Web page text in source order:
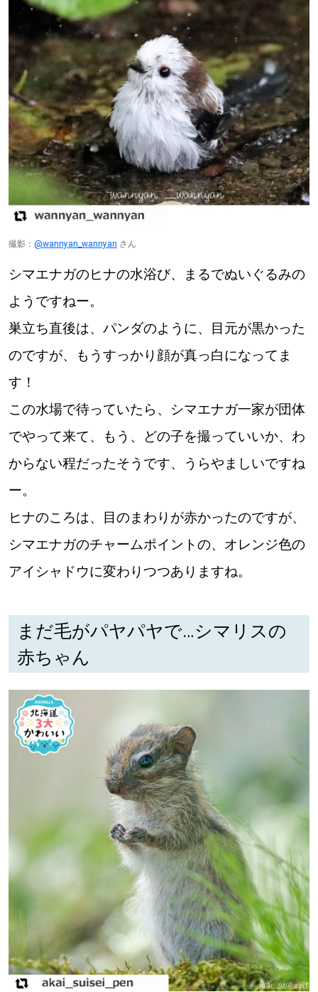
明日への”きっかけ”WEBマガジン
パートナーメディア Sitakkeパートナー
運営会社 広告掲載
プライバシーポリシー
【まったり楽しみたい】 札幌市
【札幌のお気に入りを見つけたい】
【道央のお気に入りを見つけたい】
【道北のお気に入りを見つけたい】
【道東のお気に入りを見つけたい】
撮影： @wannyan_wannyan さん
シマエナガのヒナの水浴び、まるでぬいぐるみの
ようですねー。
巣立ち直後は、パンダのように、目元が黒かった
のですが、もうすっかり顔が真っ白になってま
す！
この水場で待っていたら、シマエナガ一家が団体
でやって来て、もう、どの子を撮っていいか、わ
からない程だったそうです、うらやましいですね
ー。
ヒナのころは、目のまわりが赤かったのですが、
シマエナガのチャームポイントの、オレンジ色の
アイシャドウに変わりつつありますね。
まだ毛がパヤパヤで…シマリスの
赤ちゃん